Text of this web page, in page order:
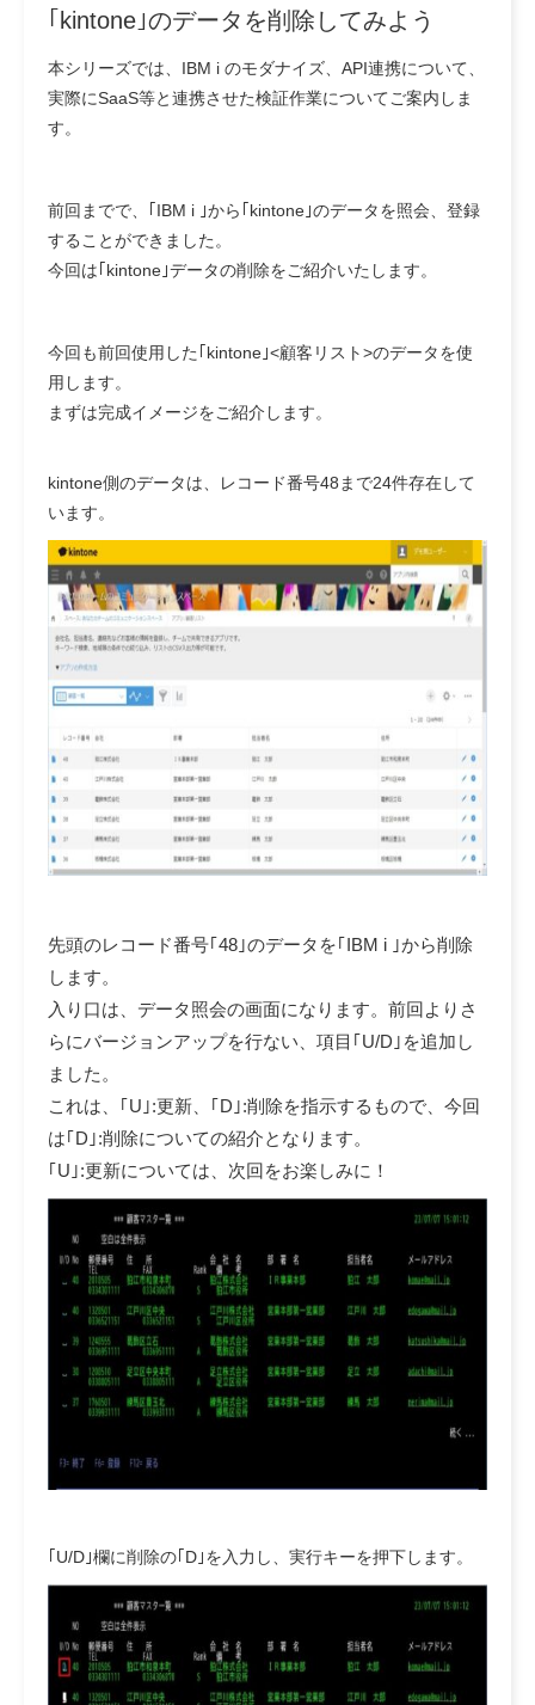
｢kintone｣のデータを削除してみよう
本シリーズでは、IBM i のモダナイズ、API連携について、
実際にSaaS等と連携させた検証作業についてご案内しま
す。
前回までで、｢IBM i ｣から｢kintone｣のデータを照会、登録
することができました。
今回は｢kintone｣データの削除をご紹介いたします。
今回も前回使用した｢kintone｣<顧客リスト>のデータを使
用します。
まずは完成イメージをご紹介します。
kintone側のデータは、レコード番号48まで24件存在して
います。
先頭のレコード番号｢48｣のデータを｢IBM i ｣から削除
します。
入り口は、データ照会の画面になります。前回よりさ
らにバージョンアップを行ない、項目｢U/D｣を追加し
ました。
これは、｢U｣:更新、｢D｣:削除を指示するもので、今回
は｢D｣:削除についての紹介となります。
｢U｣:更新については、次回をお楽しみに！
｢U/D｣欄に削除の｢D｣を入力し、実行キーを押下します。